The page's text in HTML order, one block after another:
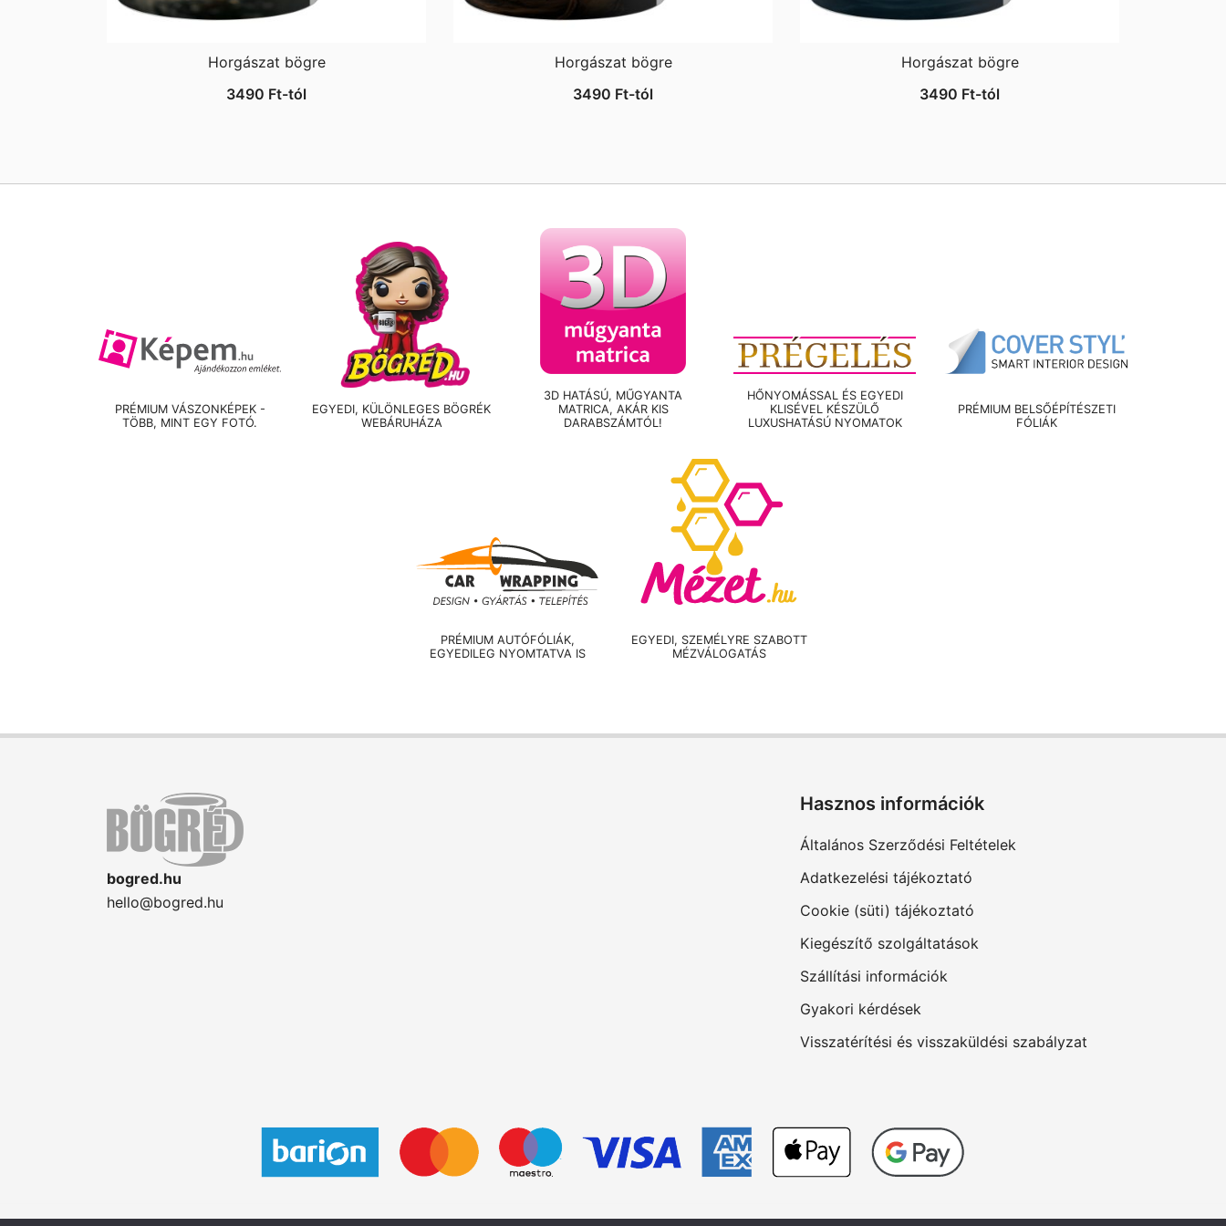
Horgászat bögre
3490 Ft-tól
Horgászat bögre
3490 Ft-tól
Horgászat bögre
3490 Ft-tól
PRÉMIUM VÁSZONKÉPEK -
TÖBB, MINT EGY FOTÓ.
EGYEDI, KÜLÖNLEGES BÖGRÉK
WEBÁRUHÁZA
3D HATÁSÚ, MŰGYANTA
MATRICA, AKÁR KIS
DARABSZÁMTÓL!
HŐNYOMÁSSAL ÉS EGYEDI
KLISÉVEL KÉSZÜLŐ
LUXUSHATÁSÚ NYOMATOK
PRÉMIUM BELSŐÉPÍTÉSZETI
FÓLIÁK
PRÉMIUM AUTÓFÓLIÁK,
EGYEDILEG NYOMTATVA IS
EGYEDI, SZEMÉLYRE SZABOTT
MÉZVÁLOGATÁS
bogred.hu
hello@bogred.hu
Hasznos információk
Általános Szerződési Feltételek
Adatkezelési tájékoztató
Cookie (süti) tájékoztató
Kiegészítő szolgáltatások
Szállítási információk
Gyakori kérdések
Visszatérítési és visszaküldési szabályzat